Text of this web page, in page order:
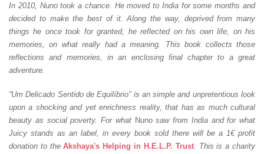
In 2010, Nuno took a chance. He moved to India for some months and
decided to make the best of it. Along the way, deprived from many
things he once took for granted, he reflected on his own life, on his
memories, on what really had a meaning. This book collects those
reflections and memories, in an enclosing final chapter to a great
adventure.
“Um Delicado Sentido de Equilíbrio” is an simple and unpretentious look
upon a shocking and yet enrichness reality, that has as much cultural
beauty as social poverty. For what Nunosaw from India and for what
Juicy stands as an label, in every book sold there will be a 1€ profit
donation to theAkshaya's Helping in H.E.L.P. Trust. This is a charity